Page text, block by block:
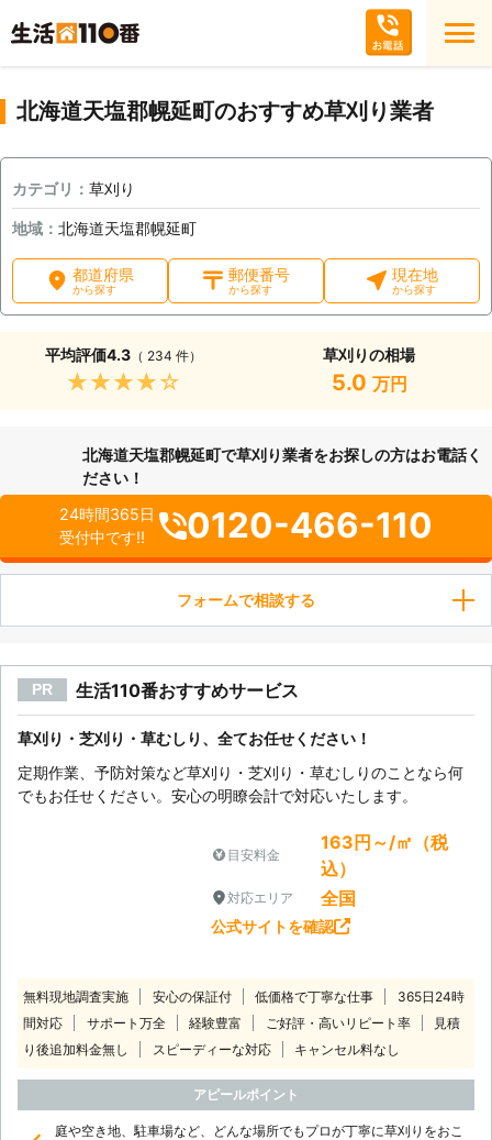
北海道天塩郡幌延町のおすすめ草刈り業者
カテゴリ： 草刈り
地域： 北海道天塩郡幌延町
都道府県
から探す
郵便番号
から探す
現在地
から探す
平均評価4.3（ 234 件）
★★★★★
草刈りの相場
5.0 万円
北海道天塩郡幌延町で草刈り業者をお探しの方はお電話く
ださい！
24時間365日
受付中です!!
0120-466-110
フォームで相談する
PR 生活110番おすすめサービス
草刈り・芝刈り・草むしり、全てお任せください！
定期作業、予防対策など草刈り・芝刈り・草むしりのことなら何
でもお任せください。安心の明瞭会計で対応いたします。
目安料金
163円～/㎡（税
込）
対応エリア 全国
公式サイトを確認
無料現地調査実施 安心の保証付 低価格で丁寧な仕事
365日24時
間対応
サポート万全 経験豊富 ご好評・高いリピート率
見積
り後追加料金無し
スピーディーな対応 キャンセル料なし
アピールポイント
庭や空き地、駐車場など、どんな場所でもプロが丁寧に草刈りをおこ